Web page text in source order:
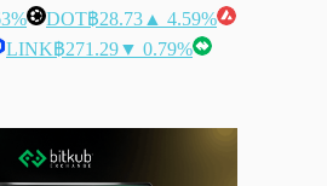
DOT฿28.73 ▲ 4.59%
LINK฿271.29▼ 0.79%